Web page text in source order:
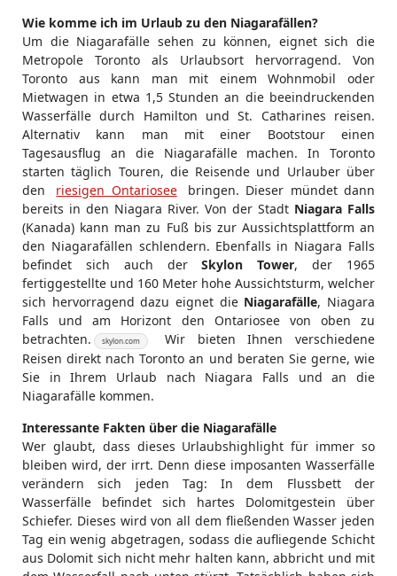
Wie komme ich im Urlaub zu den Niagarafällen?
Um die Niagarafälle sehen zu können, eignet sich die
Metropole Toronto als Urlaubsort hervorragend. Von
Toronto aus kann man mit einem Wohnmobil oder
Mietwagen in etwa 1,5 Stunden an die beeindruckenden
Wasserfälle durch Hamilton und St. Catharines reisen.
Alternativ kann man mit einer Bootstour einen
Tagesausflug an die Niagarafälle machen. In Toronto
starten täglich Touren, die Reisende und Urlauber über
den
riesigen Ontariosee
bringen. Dieser mündet dann
bereits in den Niagara River. Von der Stadt Niagara Falls
(Kanada) kann man zu Fuß bis zur Aussichtsplattform an
den Niagarafällen schlendern. Ebenfalls in Niagara Falls
befindet sich auch derSkylon Tower, der 1965
fertiggestellte und 160 Meter hohe Aussichtsturm, welcher
sich hervorragend dazu eignet die Niagarafälle, Niagara
Falls und am Horizont den Ontariosee von oben zu
betrachten.
skylon.com
Wir bieten Ihnen verschiedene
Reisen direkt nach Toronto an und beraten Sie gerne, wie
Sie in Ihrem Urlaub nach Niagara Falls und an die
Niagarafälle kommen.
Interessante Fakten über die Niagarafälle
Wer glaubt, dass dieses Urlaubshighlight für immer so
bleiben wird, der irrt. Denn diese imposanten Wasserfälle
verändern sich jeden Tag: In dem Flussbett der
Wasserfälle befindet sich hartes Dolomitgestein über
Schiefer. Dieses wird von all dem fließenden Wasser jeden
Tag ein wenig abgetragen, sodass die aufliegende Schicht
aus Dolomit sich nicht mehr halten kann, abbricht und mit